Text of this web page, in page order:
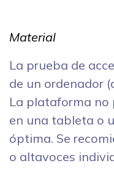
Material
La prueba de
de un ordenador
La plataforma no
en una tableta o
óptima. Se
o altavoces